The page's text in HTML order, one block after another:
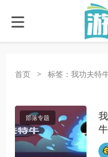
首页 > 标签：我功夫特
部落专题